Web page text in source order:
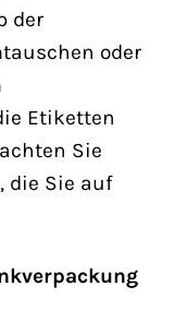
der
oder
Etiketten
Sie
die Sie auf